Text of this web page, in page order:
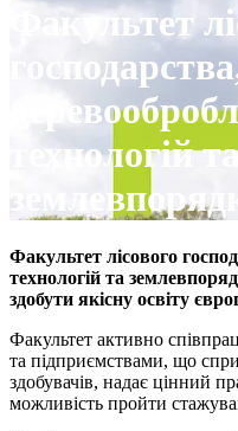
Факультет
технологій
Факультет лісового
технологій та
здобути якісну освіту
Факультет активно
та підприємствами, що
здобувачів, надає цінний
можливість пройти